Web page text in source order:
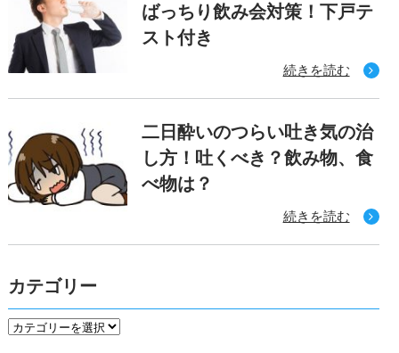
ばっちり飲み会対策！下戸テ
スト付き
続きを読む
二日酔いのつらい吐き気の治
し方！吐くべき？飲み物、食
べ物は？
続きを読む
カテゴリー